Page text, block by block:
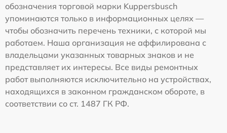
обозначения торговой марки Kuppersbusch
упоминаются только в информационных целях —
чтобы обозначить перечень техники, с которой мы
работаем. Наша организация не аффилирована с
владельцами указанных товарных знаков и не
представляет их интересы. Все виды ремонтных
работ выполняются исключительно на устройствах,
находящихся в законном гражданском обороте, в
соответствии со ст. 1487 ГК РФ.